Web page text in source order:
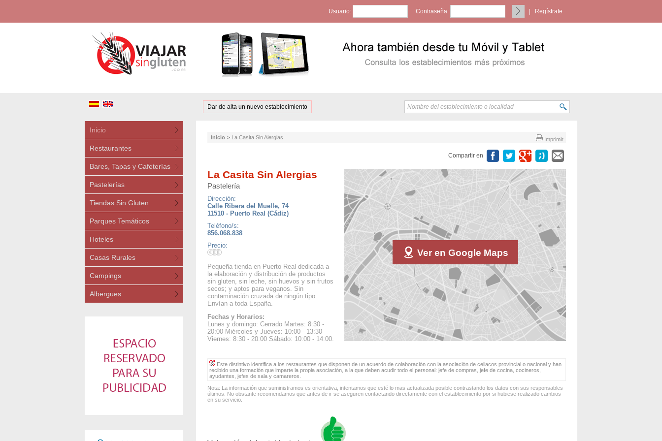
Usuario: Contraseña: Regístrate
Dar de alta un nuevo establecimiento
Inicio
Restaurantes
Bares, Tapas y Cafeterías
Pastelerías
Tiendas Sin Gluten
Parques Temáticos
Hoteles
Casas Rurales
Campings
Albergues
Imprimir
Inicio > La Casita Sin Alergias
Compartir en
Ver en Google Maps
La Casita Sin Alergias
Pastelería
Dirección:
Calle Ribera del Muelle, 74
11510 - Puerto Real (Cádiz)
Teléfono/s:
856.068.838
Precio:
Pequeña tienda en Puerto Real dedicada a
la elaboración y distribución de productos
sin gluten, sin leche, sin huevos y sin frutos
secos; y aptos para veganos. Sin
contaminación cruzada de ningún tipo.
Envían a toda España.
Fechas y Horarios:
Lunes y domingo: Cerrado Martes: 8:30 -
20:00 Miércoles y Jueves: 10:00 - 13:30
Viernes: 8:30 - 20:00 Sábado: 10:00 - 14:00.
Este distintivo identifica a los restaurantes que disponen de un acuerdo de colaboración con la asociación de celiacos provincial o nacional y han
recibido una formación que imparte la propia asociación, a la que deben acudir todo el personal: jefe de compras, jefe de cocina, cocineros,
ayudantes, jefes de sala y camareros.
Nota: La información que suministramos es orientativa, intentamos que esté lo mas actualizada posible contrastando los datos con sus responsables
últimos. No obstante recomendamos que antes de ir se aseguren contactando directamente con el establecimiento por si hubiese realizado cambios
en su servicio.